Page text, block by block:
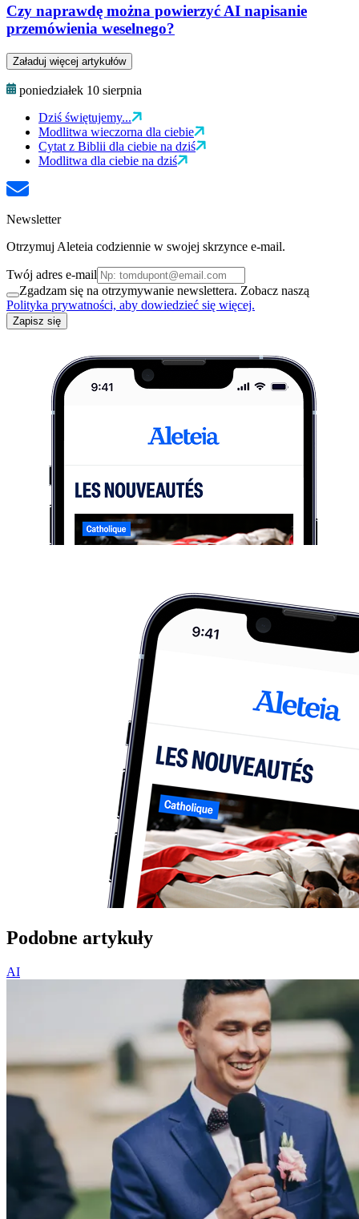
Czy naprawdę można powierzyć AI napisanie
przemówienia weselnego?
Załaduj więcej artykułów
poniedziałek 10 sierpnia
Dziś świętujemy...
Modlitwa wieczorna dla ciebie
Cytat z Biblii dla ciebie na dziś
Modlitwa dla ciebie na dziś
Newsletter
Otrzymuj Aleteia codziennie w swojej skrzynce e-mail.
Twój adres e-mail
Zgadzam się na otrzymywanie newslettera. Zobacz naszą
Polityka prywatności, aby dowiedzieć się więcej.
Zapisz się
Podobne artykuły
AI